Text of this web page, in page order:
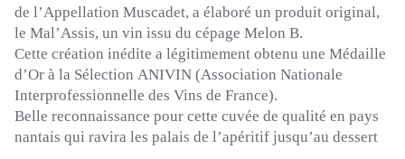
de l’Appellation Muscadet, a élaboré un produit original,
le Mal’Assis, un vin issu du cépage Melon B.
Cette création inédite a légitimement obtenu une Médaille
d’Or à la Sélection ANIVIN (Association Nationale
Interprofessionnelle des Vins de France).
Belle reconnaissance pour cette cuvée de qualité en pays
nantais qui ravira les palais de l’apéritif jusqu’au dessert